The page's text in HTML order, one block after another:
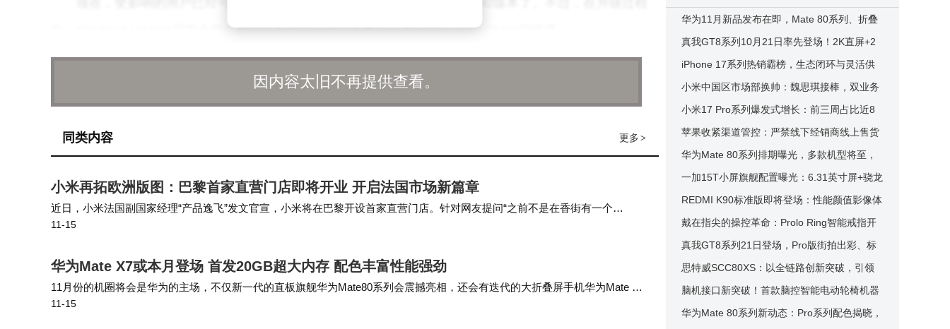
中，Windows Update可能会提示用户更新那些使用了不兼容版本的Easy Anti-Cheat的游戏。
值得注意的是，Easy Anti-Cheat的兼容性问题仅存在于Windows 11 24H2版本中。如果用户仍在使用
此次升级限制的解除，无疑为那些渴望体验Windows 11 24H2版本新功能但又受制于Easy Anti-Cheat
本，享受更加流畅和稳定的操作系统体验。
因内容太旧不再提供查看。
更多 >
同类内容
小米再拓欧洲版图：巴黎首家直营门店即将开业 开启法国市场新篇章
近日，小米法国副国家经理“产品逸飞”发文官宣，小米将在巴黎开设首家直营门店。针对网友提问“之前不是在香街有一个
吗？”，他进一步回应称，该店为客户运营的授权店，后因疫情因素暂时退出市场。 此前，小米集团总裁卢…
11-15
华为Mate X7或本月登场 首发20GB超大内存 配色丰富性能强劲
11月份的机圈将会是华为的主场，不仅新一代的直板旗舰华为Mate80系列会震撼亮相，还会有迭代的大折叠屏手机华为Mate X7
发布。@定焦数码爆料，华为Mate X7将会首发定制20GB超大内存，这是华为史…
11-15
华为11月新品发布在即，Mate 80系列、折叠
屏X7及nova 15系列将齐登场
真我GT8系列10月21日率先登场！2K直屏+2
亿潜望长焦+骁龙8E5或成红米劲敌
iPhone 17系列热销霸榜，生态闭环与灵活供
应链共促销量攀升
​小米中国区市场部换帅：魏思琪接棒，双业务
经验助力市场协同新布局​
小米17 Pro系列爆发式增长：前三周占比近8
5%，成功吸引iPhone用户转投
苹果收紧渠道管控：严禁线下经销商线上售货
以维护价格体系
华为Mate 80系列排期曝光，多款机型将至，
非凡大师版或万元起售
​一加15T小屏旗舰配置曝光：6.31英寸屏+骁龙
8至尊版+7000mAh大电池​
REDMI K90标准版即将登场：性能颜值影像体
验全方位升级
戴在指尖的操控革命：Prolo Ring智能戒指开
启设备控制新体验
真我GT8系列21日登场，Pro版街拍出彩、标
准版配置强劲，影像体验再升级
思特威SCC80XS：以全链路创新突破，引领
移动影像迈入2亿像素超高清新纪元
脑机接口新突破！首款脑控智能电动轮椅机器
人亮相成都展演
华为Mate 80系列新动态：Pro系列配色揭晓，